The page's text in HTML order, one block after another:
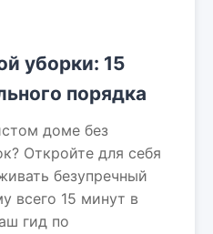
уборки: 15
порядка
доме без
Откройте для себя
безупречный
всего 15 минут в
гид по